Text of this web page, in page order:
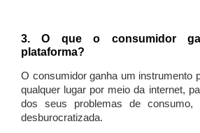
3. O que o consumidor
plataforma?
O consumidor ganha um instrumento
qualquer lugar por meio da internet,
dos seus problemas de
desburocratizada.